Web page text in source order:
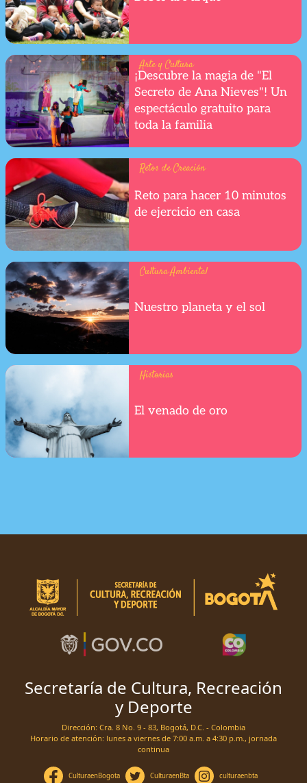
Arte y Cultura
¡Descubre la magia de "El
Secreto de Ana Nieves"! Un
espectáculo gratuito para
toda la familia
Retos de Creación
Reto para hacer 10 minutos
de ejercicio en casa
Cultura Ambiental
Nuestro planeta y el sol
Historias
El venado de oro
Secretaría de Cultura, Recreación
y Deporte
Dirección: Cra. 8 No. 9 - 83, Bogotá, D.C. - Colombia
Horario de atención: lunes a viernes de 7:00 a.m. a 4:30 p.m., jornada
continua
CulturaenBogota CulturaenBta culturaenbta